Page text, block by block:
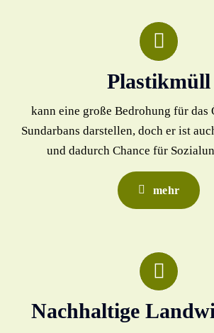
Plastikmüll
kann eine große Bedrohung für das
Sundarbans darstellen, doch er ist
und dadurch Chance für
mehr
Nachhaltige